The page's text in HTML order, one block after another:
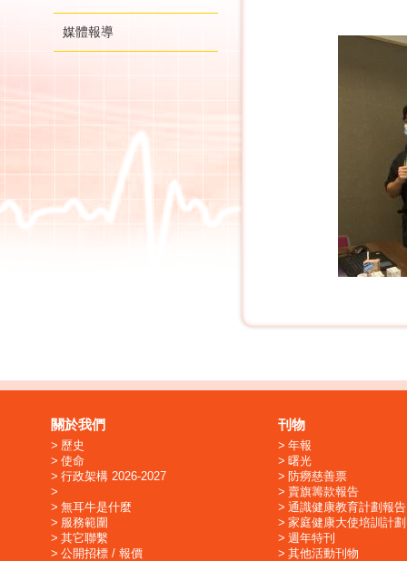
媒體報導
關於我們
歷史
使命
行政架構 2026-2027
無耳牛是什麼
服務範圍
其它聯繫
公開招標 / 報價
刊物
年報
曙光
防癆慈善票
賣旗籌款報告
通識健康教育計劃報告
家庭健康大使培訓計劃
週年特刊
其他活動刊物